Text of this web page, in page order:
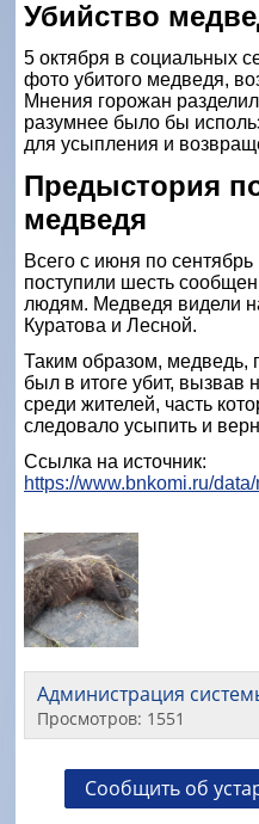
Убийство
5 октября в социальных
фото убитого медведя,
Мнения горожан
разумнее было бы
для усыпления и
Предыстория
медведя
Всего с июня по
поступили шесть
людям. Медведя видели
Куратова и Лесной.
Таким образом, медведь,
был в итоге убит, вызвав
среди жителей, часть
следовало усыпить и
Ссылка на источник:
https://www.bnkomi.ru/
Администрация
Просмотров: 1551
Сообщить об